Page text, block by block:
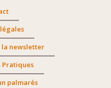
la newsletter
Pratiques
palmarès